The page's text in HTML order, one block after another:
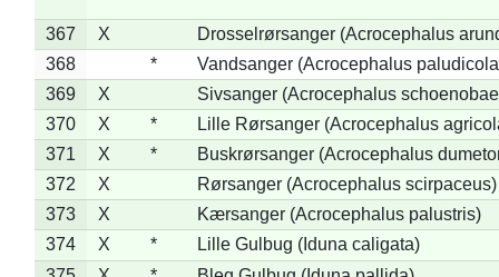
367 X
Drosselrørsanger (Acrocephalus
368
*
Vandsanger (Acrocephalus
369
X
Sivsanger (Acrocephalus
370
X *
Lille Rørsanger (Acrocephalus
371
X *
Buskrørsanger (Acrocephalus
372
X
Rørsanger (Acrocephalus scirpaceus)
373
X
Kærsanger (Acrocephalus palustris)
374
X *
Lille Gulbug (Iduna caligata)